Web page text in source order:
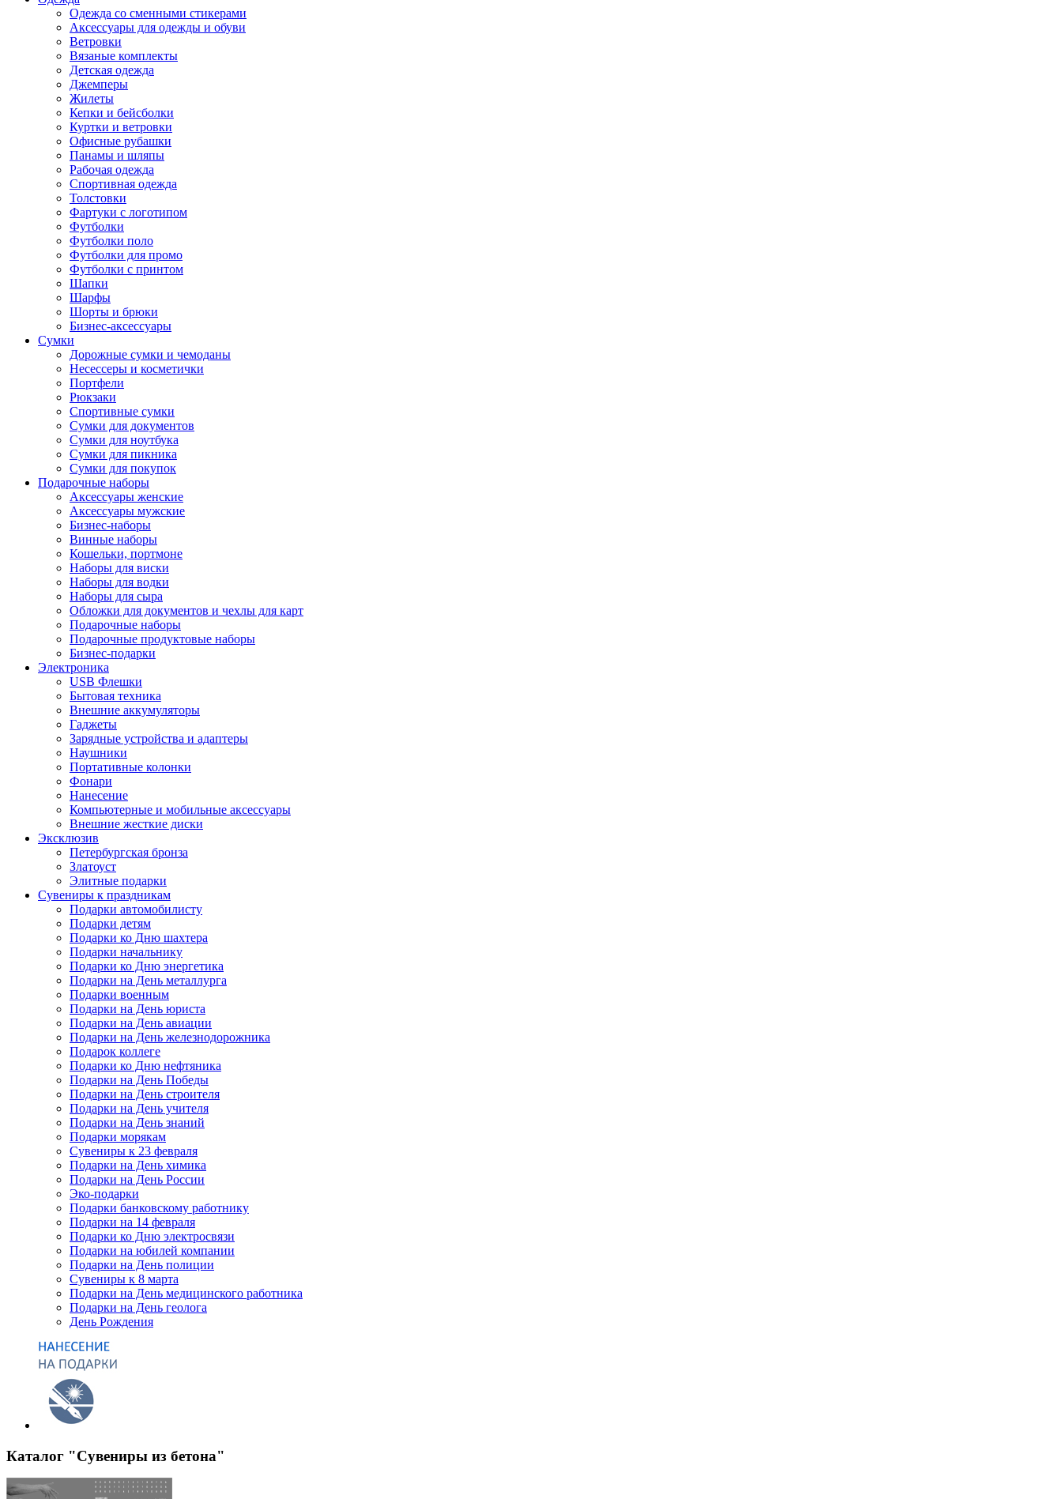
Одежда со сменными стикерами
Аксессуары для одежды и обуви
Ветровки
Вязаные комплекты
Детская одежда
Джемперы
Жилеты
Кепки и бейсболки
Куртки и ветровки
Офисные рубашки
Панамы и шляпы
Рабочая одежда
Спортивная одежда
Толстовки
Фартуки с логотипом
Футболки
Футболки поло
Футболки для промо
Футболки с принтом
Шапки
Шарфы
Шорты и брюки
Бизнес-аксессуары
Сумки
Дорожные сумки и чемоданы
Несессеры и косметички
Портфели
Рюкзаки
Спортивные сумки
Сумки для документов
Сумки для ноутбука
Сумки для пикника
Сумки для покупок
Подарочные наборы
Аксессуары женские
Аксессуары мужские
Бизнес-наборы
Винные наборы
Кошельки, портмоне
Наборы для виски
Наборы для водки
Наборы для сыра
Обложки для документов и чехлы для карт
Подарочные наборы
Подарочные продуктовые наборы
Бизнес-подарки
Электроника
USB Флешки
Бытовая техника
Внешние аккумуляторы
Гаджеты
Зарядные устройства и адаптеры
Наушники
Портативные колонки
Фонари
Нанесение
Компьютерные и мобильные аксессуары
Внешние жесткие диски
Эксклюзив
Петербургская бронза
Златоуст
Элитные подарки
Сувениры к праздникам
Подарки автомобилисту
Подарки детям
Подарки ко Дню шахтера
Подарки начальнику
Подарки ко Дню энергетика
Подарки на День металлурга
Подарки военным
Подарки на День юриста
Подарки на День авиации
Подарки на День железнодорожника
Подарок коллеге
Подарки ко Дню нефтяника
Подарки на День Победы
Подарки на День строителя
Подарки на День учителя
Подарки на День знаний
Подарки морякам
Сувениры к 23 февраля
Подарки на День химика
Подарки на День России
Эко-подарки
Подарки банковскому работнику
Подарки на 14 февраля
Подарки ко Дню электросвязи
Подарки на юбилей компании
Подарки на День полиции
Сувениры к 8 марта
Подарки на День медицинского работника
Подарки на День геолога
День Рождения
Каталог "Сувениры из бетона"